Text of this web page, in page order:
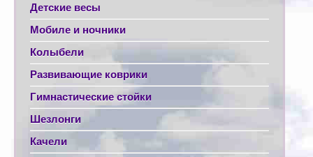
Детские весы
Мобиле и ночники
Колыбели
Развивающие коврики
Гимнастические стойки
Шезлонги
Качели